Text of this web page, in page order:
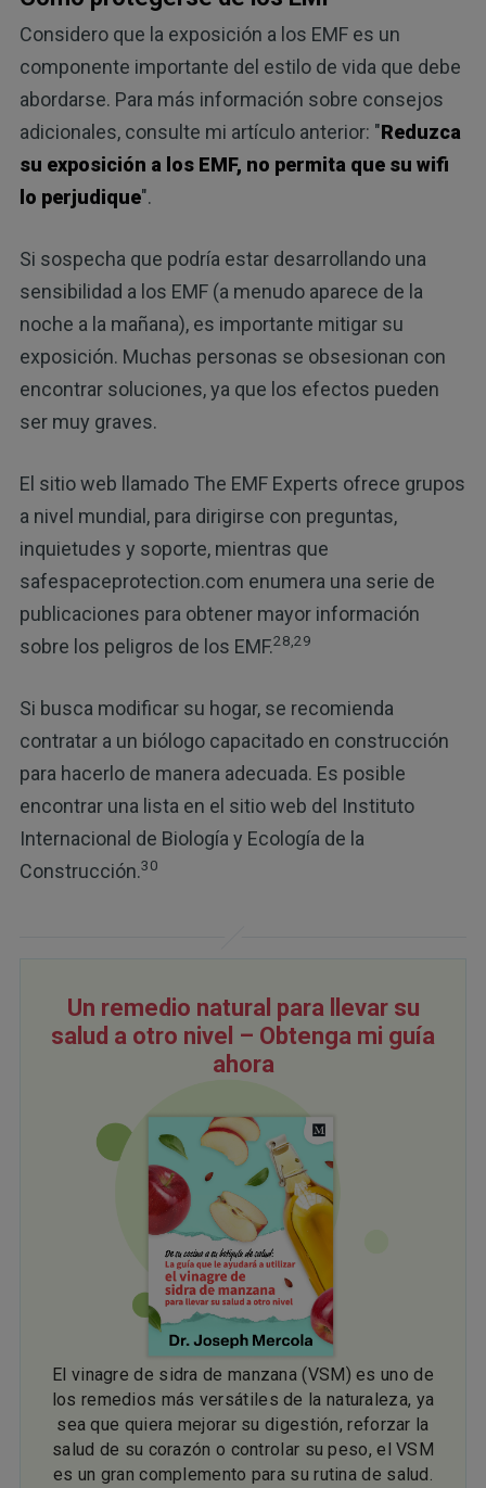
Considero que la exposición a los EMF es un
componente importante del estilo de vida que debe
abordarse. Para más información sobre consejos
adicionales, consulte mi artículo anterior: "Reduzca
su exposición a los EMF, no permita que su wifi
lo perjudique".
Si sospecha que podría estar desarrollando una
sensibilidad a los EMF (a menudo aparece de la
noche a la mañana), es importante mitigar su
exposición. Muchas personas se obsesionan con
encontrar soluciones, ya que los efectos pueden
ser muy graves.
El sitio web llamado The EMF Experts ofrece grupos
a nivel mundial, para dirigirse con preguntas,
inquietudes y soporte, mientras que
safespaceprotection.com enumera una serie de
publicaciones para obtener mayor información
sobre los peligros de los EMF.28,29
Si busca modificar su hogar, se recomienda
contratar a un biólogo capacitado en construcción
para hacerlo de manera adecuada. Es posible
encontrar una lista en el sitio web del Instituto
Internacional de Biología y Ecología de la
Construcción.30
Un remedio natural para llevar su
salud a otro nivel – Obtenga mi guía
ahora
El vinagre de sidra de manzana (VSM) es uno de
los remedios más versátiles de la naturaleza, ya
sea que quiera mejorar su digestión, reforzar la
salud de su corazón o controlar su peso, el VSM
es un gran complemento para su rutina de salud.